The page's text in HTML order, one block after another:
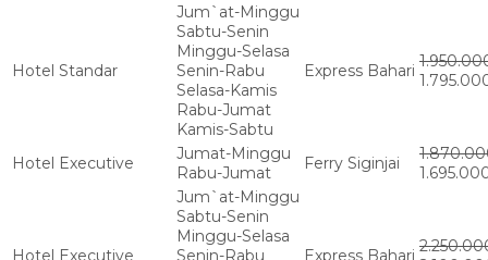
Hotel Standar
Jum`at-Minggu
Sabtu-Senin
Minggu-Selasa
Senin-Rabu
Selasa-Kamis
Rabu-Jumat
Kamis-Sabtu
Express Bahari
Hotel Executive
Jumat-Minggu
Rabu-Jumat
Ferry Siginjai
Hotel Executive
Jum`at-Minggu
Sabtu-Senin
Minggu-Selasa
Senin-Rabu
Express Bahari